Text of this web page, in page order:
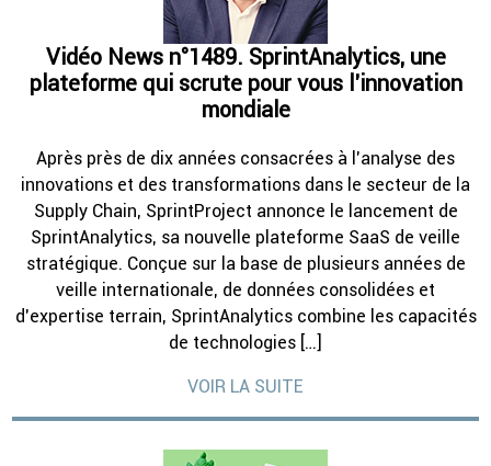
Vidéo News n°1489. SprintAnalytics, une
plateforme qui scrute pour vous l’innovation
mondiale
Après près de dix années consacrées à l’analyse des
innovations et des transformations dans le secteur de la
Supply Chain, SprintProject annonce le lancement de
SprintAnalytics, sa nouvelle plateforme SaaS de veille
stratégique. Conçue sur la base de plusieurs années de
veille internationale, de données consolidées et
d’expertise terrain, SprintAnalytics combine les capacités
de technologies […]
VOIR LA SUITE